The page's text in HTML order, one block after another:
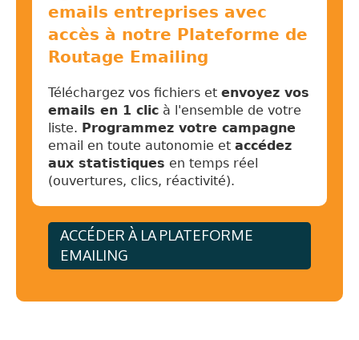
emails entreprises avec
accès à notre Plateforme de
Routage Emailing
Téléchargez vos fichiers et envoyez vos
emails en 1 clic à l'ensemble de votre
liste. Programmez votre campagne
email en toute autonomie et accédez
aux statistiques en temps réel
(ouvertures, clics, réactivité).
ACCÉDER À LA PLATEFORME
EMAILING